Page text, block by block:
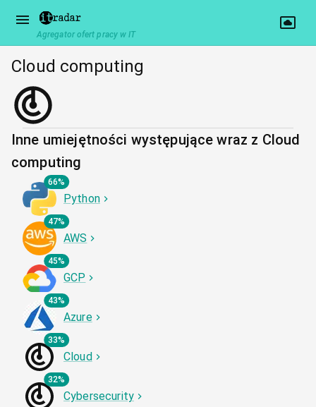
Agregator ofert pracy w IT
Cloud computing
Inne umiejętności występujące wraz z Cloud
computing
66%
Python
47%
AWS
45%
GCP
43%
Azure
33%
Cloud
32%
Cybersecurity